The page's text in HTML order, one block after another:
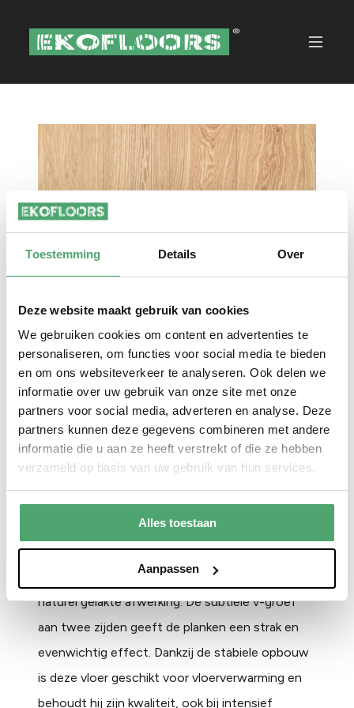
Toestemming Details Over
Deze website maakt gebruik van cookies
We gebruiken cookies om content en advertenties te
personaliseren, om functies voor social media te bieden
en om ons websiteverkeer te analyseren. Ook delen we
informatie over uw gebruik van onze site met onze
partners voor social media, adverteren en analyse. Deze
partners kunnen deze gegevens combineren met andere
informatie die u aan ze heeft verstrekt of die ze hebben
verzameld op basis van uw gebruik van hun services.
Alles toestaan
Aanpassen
De Mojave uit deEKO Wood Collectionis een
noestarme lamelparketvloer met een slijtvaste,
naturel gelakte afwerking. De subtiele v-groef
aan twee zijden geeft de planken een strak en
evenwichtig effect. Dankzij de stabiele opbouw
is deze vloer geschikt voor vloerverwarming en
behoudt hij zijn kwaliteit, ook bij intensief